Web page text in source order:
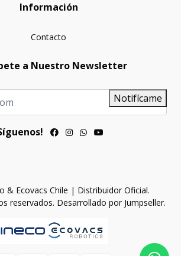
Información
Contacto
a Nuestro Newsletter
Notifícame
& Ecovacs Chile | Distribuidor Oficial.
reservados. Desarrollado por Jumpseller.